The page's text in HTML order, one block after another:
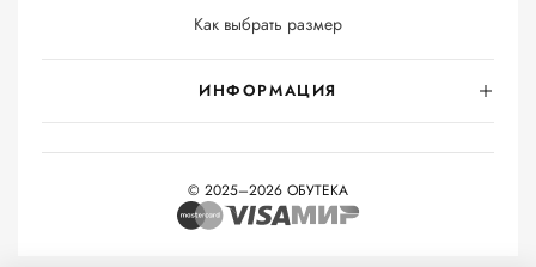
Как выбрать размер
ИНФОРМАЦИЯ
© 2025–2026 ОБУТЕКА